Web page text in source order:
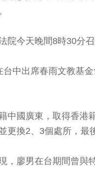
院今天晚間8時30分
台中出席春雨文教基
中國廣東，取得香港
更換2、3個處所，最
，廖男在台期間曾與